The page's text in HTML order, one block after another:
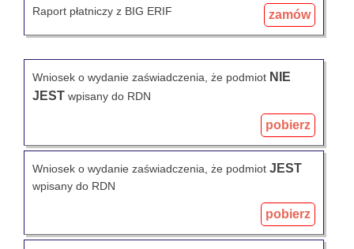
Raport płatniczy z BIG ERIF zamów
Wniosek o wydanie zaświadczenia, że podmiot NIE
JEST wpisany do RDN
pobierz
Wniosek o wydanie zaświadczenia, że podmiot JEST
wpisany do RDN
pobierz